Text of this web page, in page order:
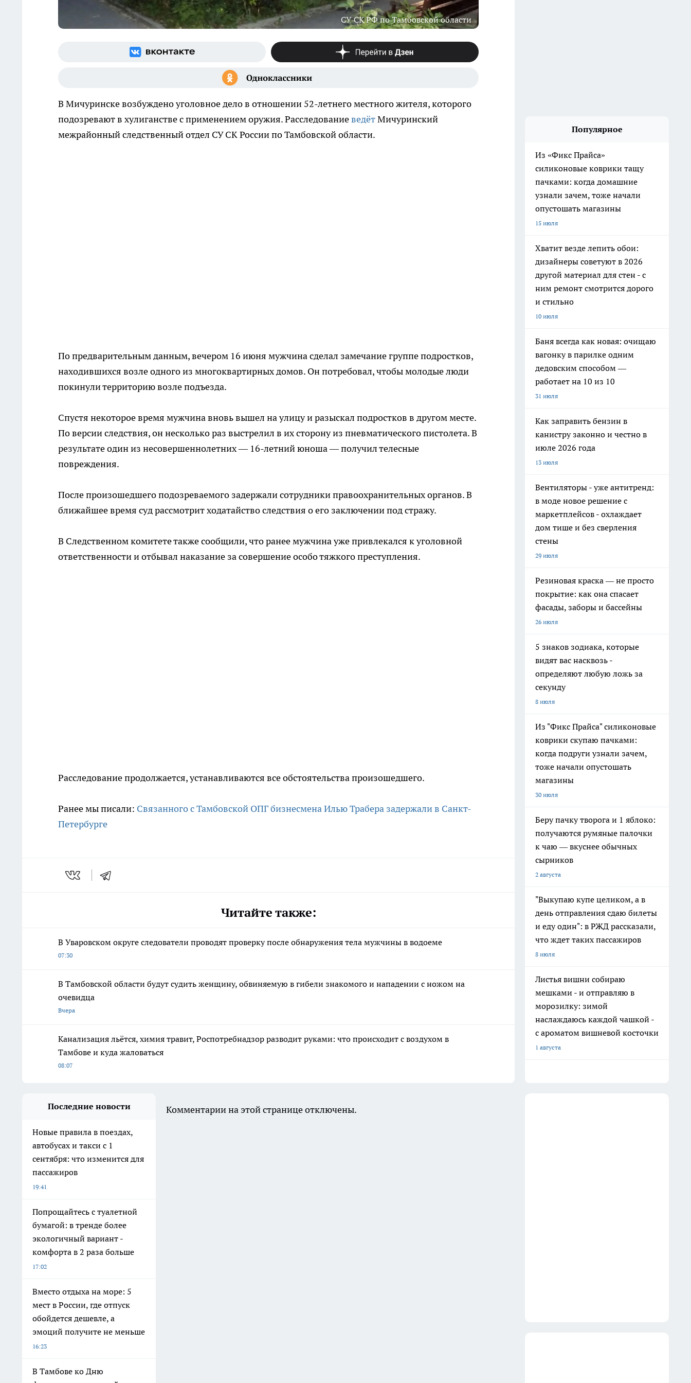
СУ СК РФ по Тамбовской области
В Мичуринске возбуждено уголовное дело в отношении 52-летнего местного жителя, которого
подозревают в хулиганстве с применением оружия. РасследованиеведётМичуринский
межрайонный следственный отдел СУ СК России по Тамбовской области.
По предварительным данным, вечером 16 июня мужчина сделал замечание группе подростков,
находившихся возле одного из многоквартирных домов. Он потребовал, чтобы молодые люди
покинули территорию возле подъезда.
Спустя некоторое время мужчина вновь вышел на улицу и разыскал подростков в другом месте.
По версии следствия, он несколько раз выстрелил в их сторону из пневматического пистолета. В
результате один из несовершеннолетних — 16-летний юноша — получил телесные
повреждения.
После произошедшего подозреваемого задержали сотрудники правоохранительных органов. В
ближайшее время суд рассмотрит ходатайство следствия о его заключении под стражу.
В Следственном комитете также сообщили, что ранее мужчина уже привлекался к уголовной
ответственности и отбывал наказание за совершение особо тяжкого преступления.
Расследование продолжается, устанавливаются все обстоятельства произошедшего.
Ранее мы писали: Связанного с Тамбовской ОПГ бизнесмена Илью Трабера задержали в Санкт-
Петербурге
Читайте также:
В Уваровском округе следователи проводят проверку после обнаружения тела мужчины в водоеме
07:30
В Тамбовской области будут судить женщину, обвиняемую в гибели знакомого и нападении с ножом на
очевидца
Вчера
Канализация льётся, химия травит, Роспотребнадзор разводит руками: что происходит с воздухом в
Тамбове и куда жаловаться
08:07
Популярное
Из «Фикс Прайса»
силиконовые коврики тащу
пачками: когда домашние
узнали зачем, тоже начали
опустошать магазины
15 июля
Хватит везде лепить обои:
дизайнеры советуют в 2026
другой материал для стен - с
ним ремонт смотрится дорого
и стильно
10 июля
Баня всегда как новая: очищаю
вагонку в парилке одним
дедовским способом —
работает на 10 из 10
31 июля
Как заправить бензин в
канистру законно и честно в
июле 2026 года
13 июля
Вентиляторы - уже антитренд:
в моде новое решение с
маркетплейсов - охлаждает
дом тише и без сверления
стены
29 июля
Резиновая краска — не просто
покрытие: как она спасает
фасады, заборы и бассейны
26 июля
5 знаков зодиака, которые
видят вас насквозь -
определяют любую ложь за
секунду
8 июля
Из "Фикс Прайса" силиконовые
коврики скупаю пачками:
когда подруги узнали зачем,
тоже начали опустошать
магазины
30 июля
Беру пачку творога и 1 яблоко:
получаются румяные палочки
к чаю — вкуснее обычных
сырников
2 августа
"Выкупаю купе целиком, а в
день отправления сдаю билеты
и еду один": в РЖД рассказали,
что ждет таких пассажиров
8 июля
Листья вишни собираю
мешками - и отправляю в
морозилку: зимой
наслаждаюсь каждой чашкой -
с ароматом вишневой косточки
1 августа
Последние новости
Новые правила в поездах,
автобусах и такси с 1
сентября: что изменится для
пассажиров
19:41
Попрощайтесь с туалетной
бумагой: в тренде более
экологичный вариант -
комфорта в 2 раза больше
17:02
Вместо отдыха на море: 5
мест в России, где отпуск
обойдется дешевле, а
эмоций получите не меньше
16:23
В Тамбове ко Дню
Комментарии на этой странице отключены.